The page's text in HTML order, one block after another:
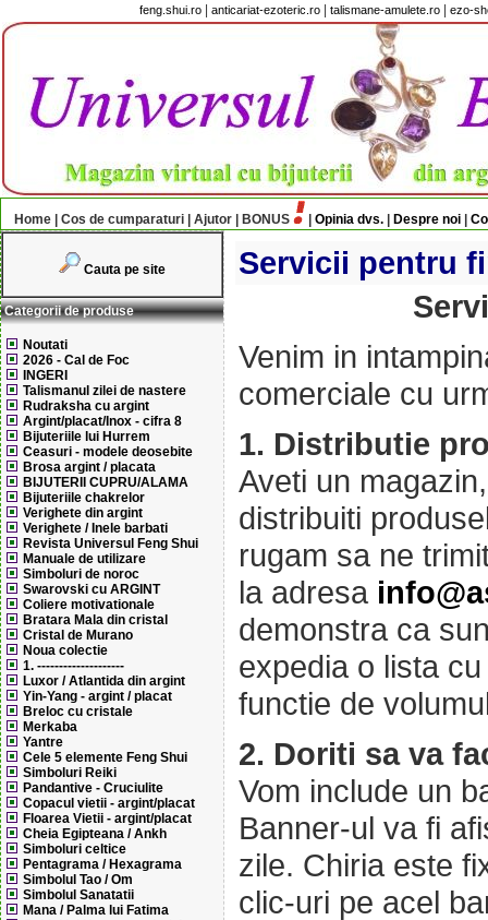
feng.shui.ro anticariat-ezoteric.ro talismane-amulete.ro ezo-
Home Cos de cumparaturi Ajutor BONUS Opinia dvs. Despre noi
Cauta pe site
Categorii de produse
Noutati
2026 - Cal de Foc
INGERI
Talismanul zilei de nastere
Rudraksha cu argint
Argint/placat/Inox - cifra 8
Bijuteriile lui Hurrem
Ceasuri - modele deosebite
Brosa argint / placata
BIJUTERII CUPRU/ALAMA
Bijuteriile chakrelor
Verighete din argint
Verighete / Inele barbati
Revista Universul Feng Shui
Manuale de utilizare
Simboluri de noroc
Swarovski cu ARGINT
Coliere motivationale
Bratara Mala din cristal
Cristal de Murano
Noua colectie
1. --------------------
Luxor / Atlantida din argint
Yin-Yang - argint / placat
Breloc cu cristale
Merkaba
Yantre
Cele 5 elemente Feng Shui
Simboluri Reiki
Pandantive - Cruciulite
Copacul vietii - argint/placat
Floarea Vietii - argint/placat
Cheia Egipteana / Ankh
Simboluri celtice
Pentagrama / Hexagrama
Simbolul Tao / Om
Simbolul Sanatatii
Mana / Palma lui Fatima
Servicii pentru
Venim in
comerciale cu
1. Distributie
Aveti un
distribuiti
rugam sa ne
la adresa
demonstra ca
expedia o lista
functie de
2. Doriti sa va
Vom include un
Banner-ul va fi
zile. Chiria este
clic-uri pe acel